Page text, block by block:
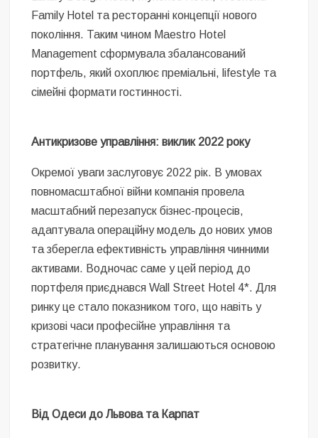
Family Hotel та ресторанні концепції нового
покоління. Таким чином Maestro Hotel
Management сформувала збалансований
портфель, який охоплює преміальні, lifestyle та
сімейні формати гостинності.
Антикризове управління: виклик 2022 року
Окремої уваги заслуговує 2022 рік. В умовах
повномасштабної війни компанія провела
масштабний перезапуск бізнес-процесів,
адаптувала операційну модель до нових умов
та зберегла ефективність управління чинними
активами. Водночас саме у цей період до
портфеля приєднався Wall Street Hotel 4*. Для
ринку це стало показником того, що навіть у
кризові часи професійне управління та
стратегічне планування залишаються основою
розвитку.
Від Одеси до Львова та Карпат